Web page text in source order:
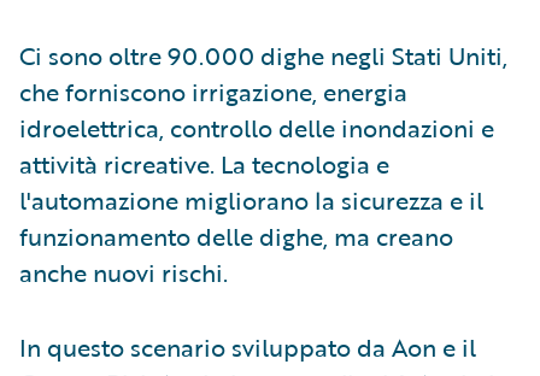
Ci sono oltre 90.000 dighe negli Stati Uniti,
che forniscono irrigazione, energia
idroelettrica, controllo delle inondazioni e
attività ricreative. La tecnologia e
l'automazione migliorano la sicurezza e il
funzionamento delle dighe, ma creano
anche nuovi rischi.
In questo scenario sviluppato da Aon e il